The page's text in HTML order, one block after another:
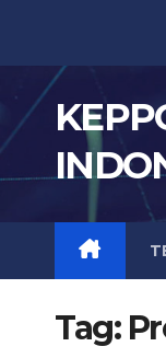
content
Tag: